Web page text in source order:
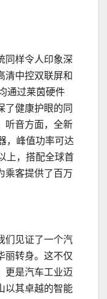
同样令人印象深
清中控双联屏和
通过莱茵硬件
了健康护眼的同
听音方面，全新
，峰值功率可达
上，搭配全球首
乘客提供了百万
们见证了一个汽
丽转身。这不仅
更是汽车工业迈
以其卓越的智能